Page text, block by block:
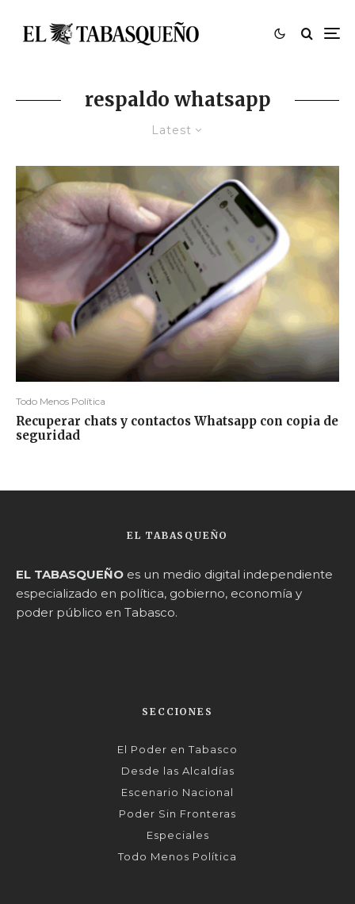
respaldo whatsapp
Latest
Todo Menos Política
Recuperar chats y contactos Whatsapp con copia de
seguridad
EL TABASQUEÑO
EL TABASQUEÑO es un medio digital independiente
especializado en política, gobierno, economía y
poder público en Tabasco.
SECCIONES
El Poder en Tabasco
Desde las Alcaldías
Escenario Nacional
Poder Sin Fronteras
Especiales
Todo Menos Política